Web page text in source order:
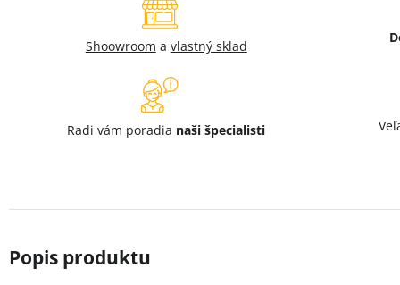
Shoowroom a vlastný sklad
Radi vám poradia naši špecialisti